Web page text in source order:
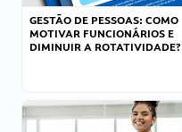
GESTÃO DE PESSOAS: COMO
MOTIVAR FUNCIONÁRIOS E
DIMINUIR A ROTATIVIDADE?